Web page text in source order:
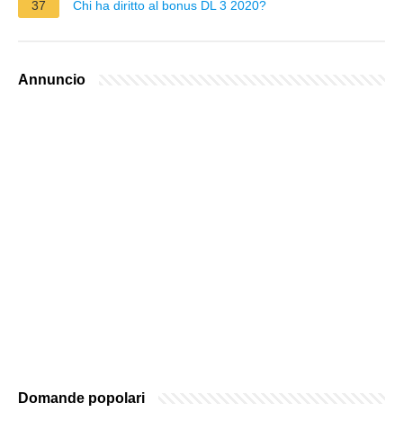
37 Chi ha diritto al bonus DL 3 2020?
Annuncio
Domande popolari